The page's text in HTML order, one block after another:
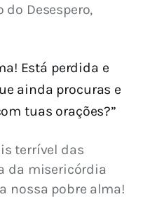
Desespero,
Está perdida e
ainda procuras e
tuas orações?”
terrível das
da misericórdia
nossa pobre alma!